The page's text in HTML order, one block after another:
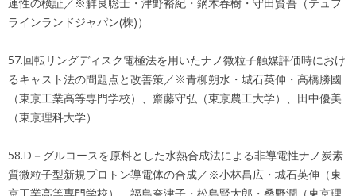
連性の検証／※觧良聡士・津野裕紀・鏑木春樹・守田賢吾（テュフ
ラインランドジャパン(株)）
57.回転リングディスク電極法を用いたナノ微粒子触媒評価時におけ
るキャスト法の問題点と改善策／※青柳朔水・城石英伸・高橋勝國
（東京工業高等専門学校）、齋藤守弘（東京農工大学）、田中優美
（東京理科大学）
58.D－グルコースを原料とした水熱合成法による非導電性ナノ炭素
質微粒子型新規プロトン導電体の合成／※小林昌広・城石英伸（東